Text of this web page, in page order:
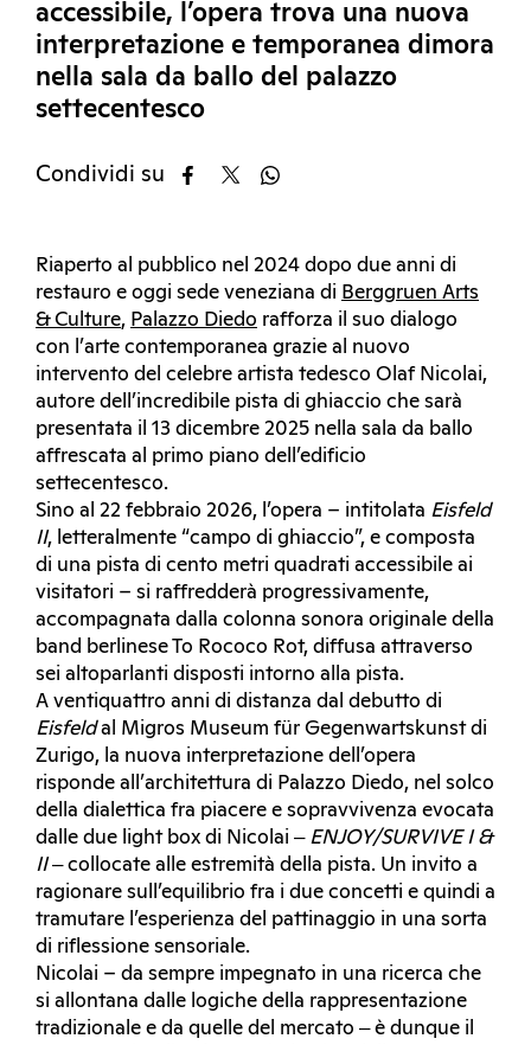
accessibile, l’opera trova una nuova
interpretazione e temporanea dimora
nella sala da ballo del palazzo
settecentesco
Condividi su
Riaperto al pubblico nel 2024 dopo due anni di
restauro e oggi sede veneziana di Berggruen Arts
& Culture, Palazzo Diedo rafforza il suo dialogo
con l’arte contemporanea grazie al nuovo
intervento del celebre artista tedesco Olaf Nicolai,
autore dell’incredibile pista di ghiaccio che sarà
presentata il 13 dicembre 2025 nella sala da ballo
affrescata al primo piano dell’edificio
settecentesco.
Sino al 22 febbraio 2026, l’opera – intitolata Eisfeld
II, letteralmente “campo di ghiaccio”, e composta
di una pista di cento metri quadrati accessibile ai
visitatori – si raffredderà progressivamente,
accompagnata dalla colonna sonora originale della
band berlinese To Rococo Rot, diffusa attraverso
sei altoparlanti disposti intorno alla pista.
A ventiquattro anni di distanza dal debutto di
Eisfeldal Migros Museum für Gegenwartskunst di
Zurigo, la nuova interpretazione dell’opera
risponde all’architettura di Palazzo Diedo, nel solco
della dialettica fra piacere e sopravvivenza evocata
dalle due light box di Nicolai ‒ ENJOY/SURVIVE I &
II‒ collocate alle estremità della pista. Un invito a
ragionare sull’equilibrio fra i due concetti e quindi a
tramutare l’esperienza del pattinaggio in una sorta
di riflessione sensoriale.
Nicolai – da sempre impegnato in una ricerca che
si allontana dalle logiche della rappresentazione
tradizionale e da quelle del mercato ‒ è dunque il